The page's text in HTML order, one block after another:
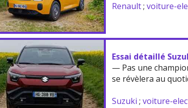
Renault;voiture-
Essai détaillé
— Pas une
se révèlera au
Suzuki ;voiture-